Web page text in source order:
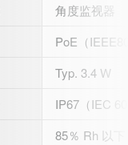
角度监视器
PoE（
Typ. 3.4 W
IP67（IEC
85％ Rh 以